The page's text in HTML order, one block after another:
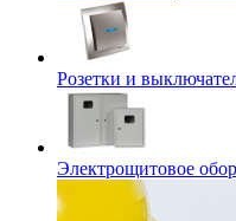
Розетки и
Электрощитовое